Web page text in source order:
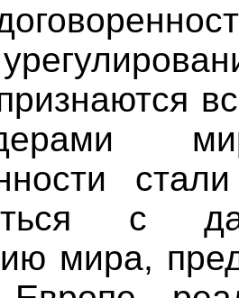
с
мира,